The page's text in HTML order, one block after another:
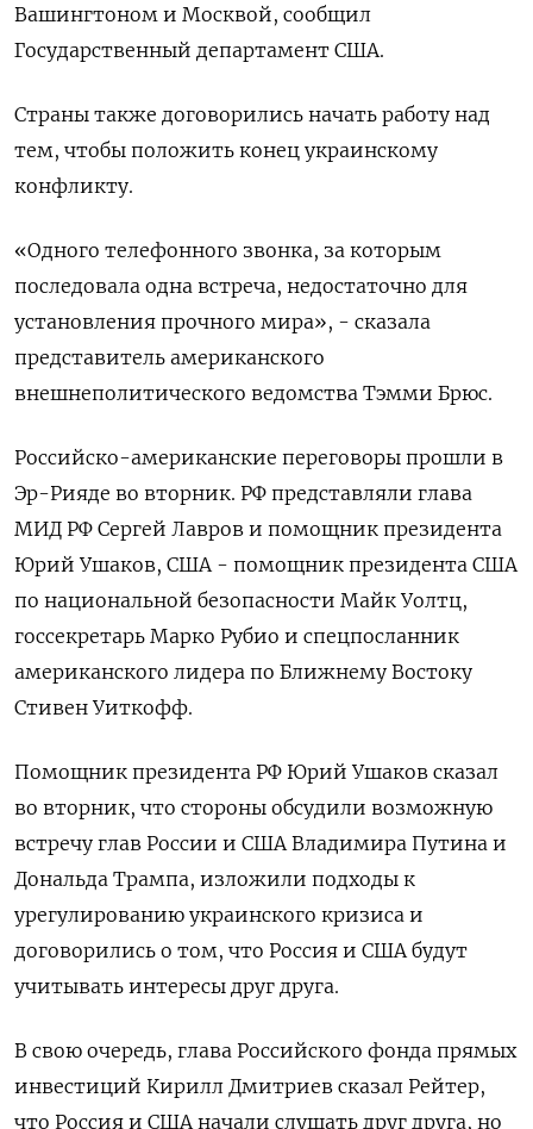
Вашингтоном и Москвой, сообщил
Государственный департамент США.
Страны также договорились начать работу над
тем, чтобы положить конец украинскому
конфликту.
«Одного телефонного звонка, за которым
последовала одна встреча, недостаточно для
установления прочного мира», - сказала
представитель американского
внешнеполитического ведомства Тэмми Брюс.
Российско-американские переговоры прошли в
Эр-Рияде во вторник. РФ представляли глава
МИД РФ Сергей Лавров и помощник президента
Юрий Ушаков, США - помощник президента США
по национальной безопасности Майк Уолтц,
госсекретарь Марко Рубио и спецпосланник
американского лидера по Ближнему Востоку
Стивен Уиткофф.
Помощник президента РФ Юрий Ушаков сказал
во вторник, что стороны обсудили возможную
встречу глав России и США Владимира Путина и
Дональда Трампа, изложили подходы к
урегулированию украинского кризиса и
договорились о том, что Россия и США будут
учитывать интересы друг друга.
В свою очередь, глава Российского фонда прямых
инвестиций Кирилл Дмитриев сказал Рейтер,
что Россия и США начали слушать друг друга, но